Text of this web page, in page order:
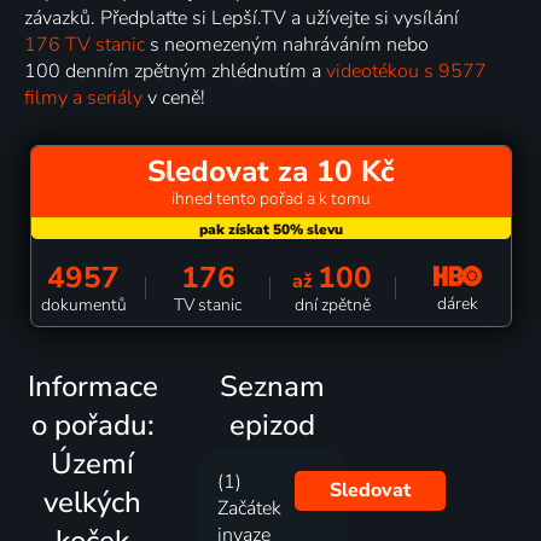
závazků. Předplaťte si Lepší.TV a užívejte si vysílání
176 TV stanic s neomezeným nahráváním nebo
100 denním zpětným zhlédnutím a videotékou s 9577
filmy a seriályv ceně!
Sledovat za 10 Kč
ihned tento pořad a k tomu
4957
dokumentů
176
TV stanic
až 100
dní zpětně dárek
Informace
o pořadu:
Území
velkých
Seznam
epizod
(1)
Začátek
invaze
Sledovat